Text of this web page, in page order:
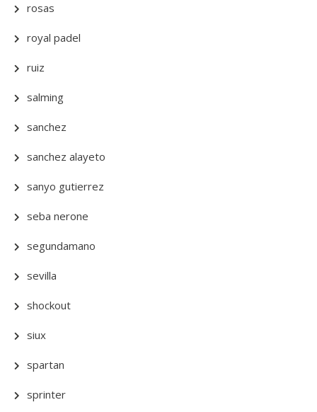
rosas
royal padel
ruiz
salming
sanchez
sanchez alayeto
sanyo gutierrez
seba nerone
segundamano
sevilla
shockout
siux
spartan
sprinter